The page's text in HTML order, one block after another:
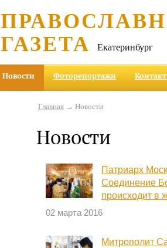
ГАЗЕТА Екатеринбург
Новости Фоторепортажи
Главная→ Новости
Новости
Патриарх
Соединение
происходит в
02 марта 2016
Митрополит